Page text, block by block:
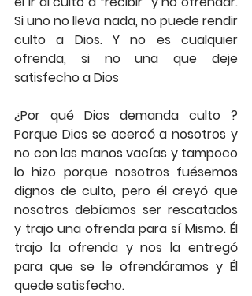
Si uno no lleva nada, no puede rendir
culto a Dios. Y no es cualquier
ofrenda, si no una que deje
satisfecho a Dios
¿Por qué Dios demanda culto ?
Porque Dios se acercó a nosotros y
no con las manos vacías y tampoco
lo hizo porque nosotros fuésemos
dignos de culto, pero él creyó que
nosotros debíamos ser rescatados
y trajo una ofrenda para sí Mismo. Él
trajo la ofrenda y nos la entregó
para que se le ofrendáramos y Él
quede satisfecho.